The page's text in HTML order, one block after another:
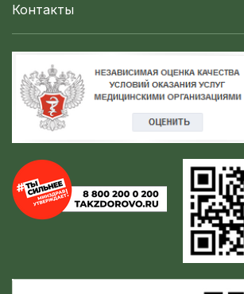
Контакты